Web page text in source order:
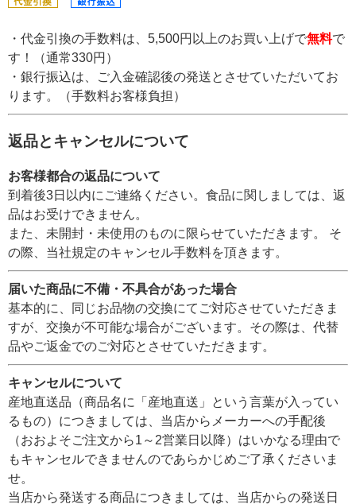
・代金引換の手数料は、5,500円以上のお買い上げで無料で
す！（通常330円）
・銀行振込は、ご入金確認後の発送とさせていただいてお
ります。（手数料お客様負担）
返品とキャンセルについて
お客様都合の返品について
到着後3日以内にご連絡ください。食品に関しましては、返
品はお受けできません。
また、未開封・未使用のものに限らせていただきます。 そ
の際、当社規定のキャンセル手数料を頂きます。
届いた商品に不備・不具合があった場合
基本的に、同じお品物の交換にてご対応させていただきま
すが、交換が不可能な場合がございます。その際は、代替
品やご返金でのご対応とさせていただきます。
キャンセルについて
産地直送品（商品名に「産地直送」という言葉が入ってい
るもの）につきましては、当店からメーカーへの手配後
（おおよそご注文から1～2営業日以降）はいかなる理由で
もキャンセルできませんのであらかじめご了承くださいま
せ。
当店から発送する商品につきましては、当店からの発送日